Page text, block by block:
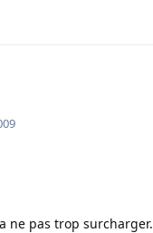
ne pas trop surcharger.